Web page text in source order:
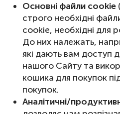
Основні файли cookie
строго необхідні
cookie, необхідні для
До них належать,
які дають вам доступ
нашого Сайту та
кошика для покупок
покупок.
Аналітичні/